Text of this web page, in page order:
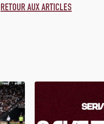
RETOUR AUX ARTICLES